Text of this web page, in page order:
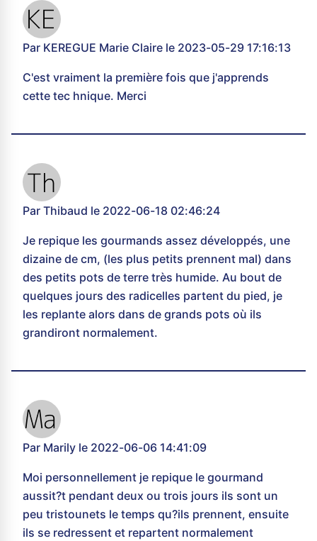
Par KEREGUE Marie Claire le 2023-05-29 17:16:13
C'est vraiment la première fois que j'apprends
cette tec hnique. Merci
Par Thibaud le 2022-06-18 02:46:24
Je repique les gourmands assez développés, une
dizaine de cm, (les plus petits prennent mal) dans
des petits pots de terre très humide. Au bout de
quelques jours des radicelles partent du pied, je
les replante alors dans de grands pots où ils
grandiront normalement.
Par Marily le 2022-06-06 14:41:09
Moi personnellement je repique le gourmand
aussit?t pendant deux ou trois jours ils sont un
peu tristounets le temps qu?ils prennent, ensuite
ils se redressent et repartent normalement